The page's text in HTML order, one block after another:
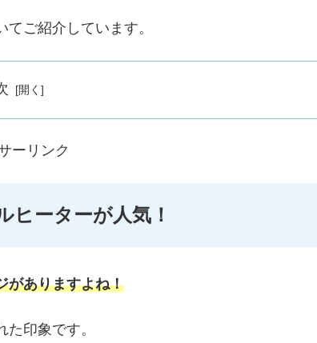
ご紹介しています。
ーリンク
ヒーターが人気！
がありますよね！
印象です。